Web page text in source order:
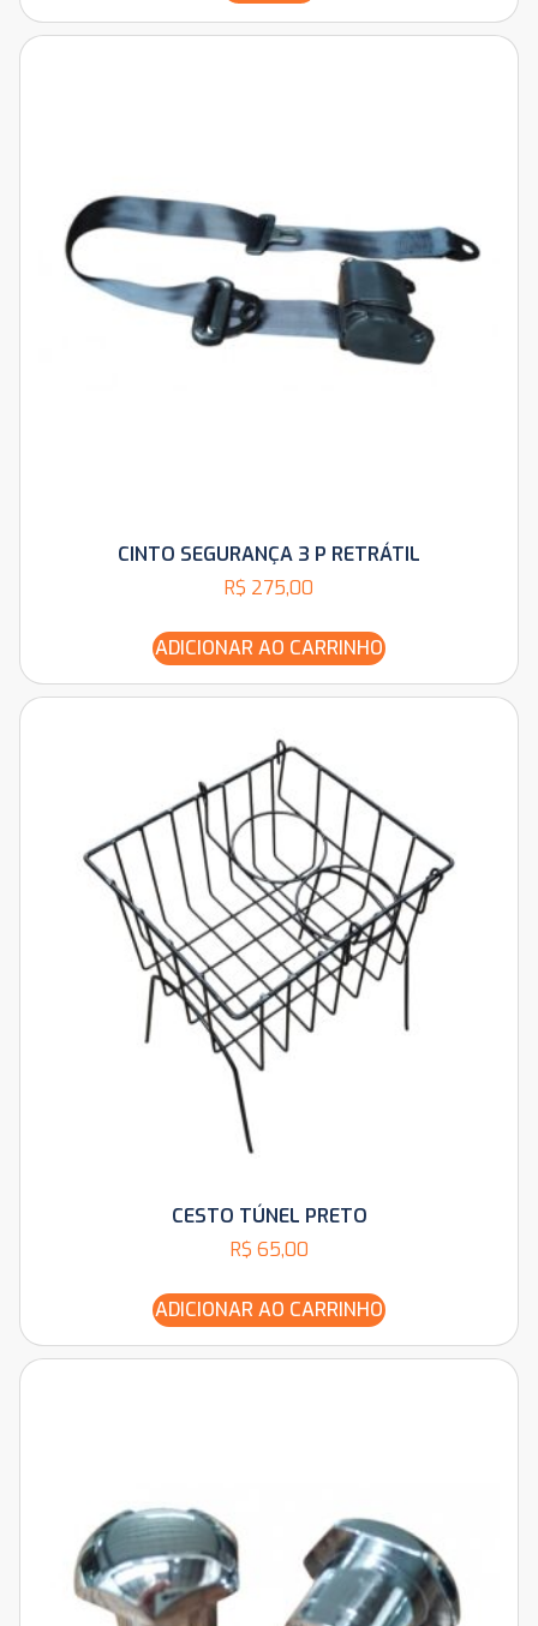
CINTO SEGURANÇA 3 P RETRÁTIL
R$ 275,00
ADICIONAR AO CARRINHO
CESTO TÚNEL PRETO
R$ 65,00
ADICIONAR AO CARRINHO